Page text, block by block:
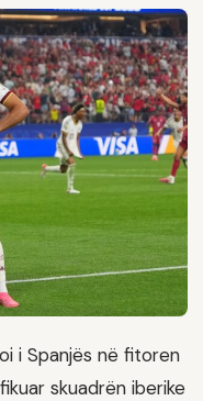
i Spanjës në fitoren
skuadrën iberike